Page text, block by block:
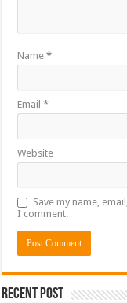
Name*
Email*
Website
Save my name,
I comment.
Alternative:
Recent Post